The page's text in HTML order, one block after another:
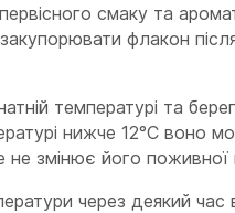
смаку та
флакон
температурі та
нижче 12°C воно
не змінює його поживної
через деякий час